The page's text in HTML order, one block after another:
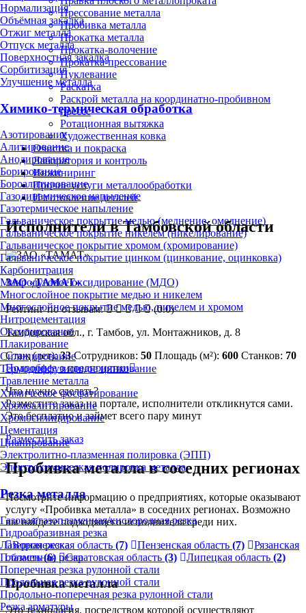
Нормализация
Объёмная закалка
Отжиг металла
Отпуск металла
Поверхностная закалка
Сорбитизация
Улучшение металла
Химико-термическая обработка
Азотирование
Алитирование
Анодирование
Борирование
Бороалитирование
Газодинамическое напыление
Газотермическое напыление
Гальваническое покрытие медью (меднение, омеднение)
Гальваническое покрытие никелем (никелирование)
Гальваническое покрытие хромом (хромирование)
Гальваническое покрытие цинком (цинкование, оцинковка)
Карбонитрация
Микродуговое оксидирование (МДО)
Многослойное покрытие медью и никелем
Многослойное покрытие медью, никелем и хромом
Нитроцементация
Оксидирование
Плакирование
Силицирование
Термодиффузионное цинкование
Травление металла
Химическое фосфатирование
Хромоалитирование
Хромосилицирование
Цементация
Цианирование
Электролитно-плазменная полировка (ЭПП)
Электрохимическая полировка металла
Резка металла
Газовая/газопламенная/кислородная резка
Гидроабразивная резка
Лазерная резка
Плазменная резка
Поперечная резка рулонной стали
Продольная резка рулонной стали
Продольно-поперечная резка рулонной стали
Резка арматуры
Прессование металла
Пробивка металла
Прокатка металла
Прокатка-волочение
Прокатка-прессование
Пуклевание
Раскатка
Раскрой металла на координатно-пробивном
прессе
Ротационная вытяжка
Художественная ковка
Очистка и покраска
Лаборатория и контроль
Инжиниринг
Прочие услуги металлообработки
Изготовление деталей
Исполнители в Тамбовской области
ЗАО «ТАМАТ»
Рейтинг по отзывам:
(0.0)
Тамбовская обл., г. Тамбов, ул. Монтажников, д. 8
Стаж (лет):33 Сотрудников: 50 Площадь (м²): 600 Станков: 70
Подробнее о предприятии
Что нужно сделать?
Разместите заказ на портале, исполнители откликнутся сами.
Это бесплатно и займет всего пару минут
Разместить заказ
Пробивка металла в соседних регионах
Посмотрите информацию о предприятиях, которые оказывают
услугу «Пробивка металла» в соседних регионах. Возможно
вы найдете подходящего исполнителя среди них.
Воронежская область (7) Пензенская область (7)
Рязанская
область(6) Саратовская область (3) Липецкая область (2)
Пробивка металла
Это технология, посредством которой осуществляют